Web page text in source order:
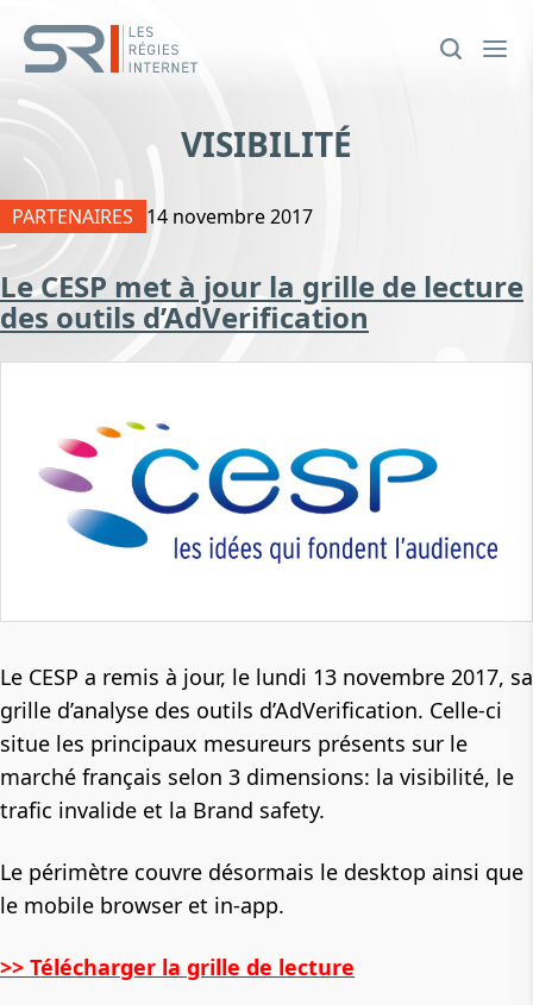
VISIBILITÉ
PARTENAIRES 14 novembre 2017
Le CESP met à jour la grille de lecture
des outils d’AdVerification
Le CESP a remis à jour, le lundi 13 novembre 2017, sa
grille d’analyse des outils d’AdVerification. Celle-ci
situe les principaux mesureurs présents sur le
marché français selon 3 dimensions: la visibilité, le
trafic invalide et la Brand safety.
Le périmètre couvre désormais le desktop ainsi que
le mobile browser et in-app.
>> Télécharger la grille de lecture